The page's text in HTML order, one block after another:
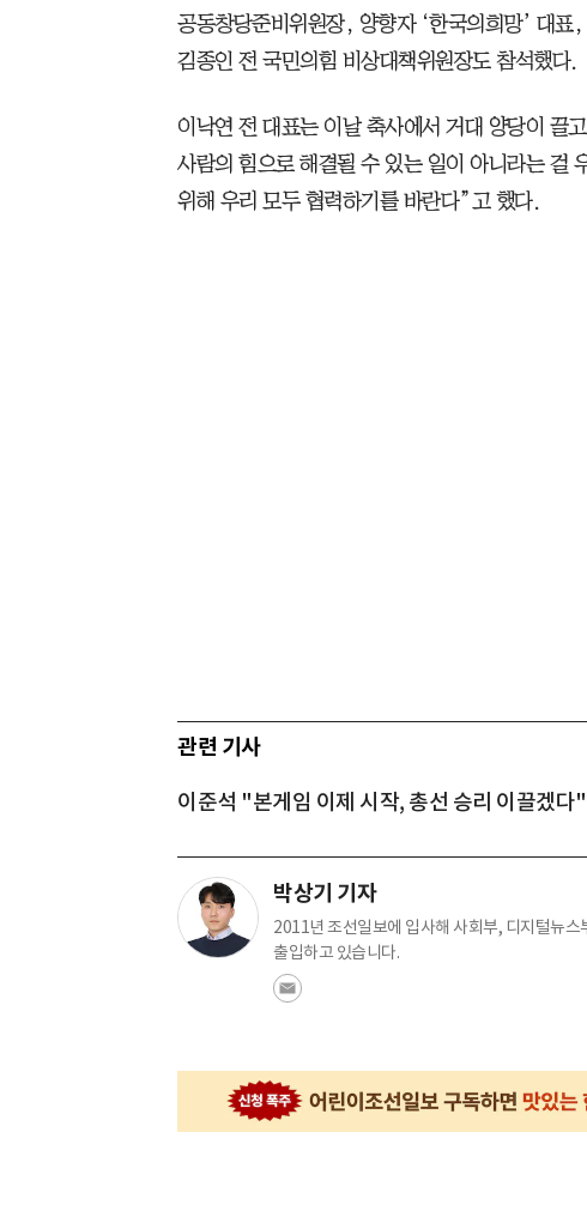
공동창당준비위원장, 양향자 ‘한국의희망’ 대표
김종인 전 국민의힘 비상대책위원장도 참석했다.
이낙연 전 대표는 이날 축사에서 거대 양당이 끌
사람의 힘으로 해결될 수 있는 일이 아니라는 걸
위해 우리 모두 협력하기를 바란다”고 했다.
관련 기사
이준석 "본게임 이제 시작, 총선 승리 이끌겠다"
박상기 기자
2011년 조선일보에 입사해 사회부, 디지털뉴
출입하고 있습니다.